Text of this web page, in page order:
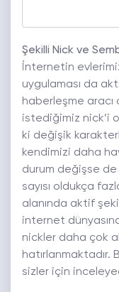
Şekilli Nick ve
İnternetin
uygulaması da
haberleşme
istediğimiz nick’i
ki değişik
kendimizi daha
durum değişse de
sayısı oldukça
alanında aktif
internet
nickler daha çok
hatırlanmaktadır.
sizler için